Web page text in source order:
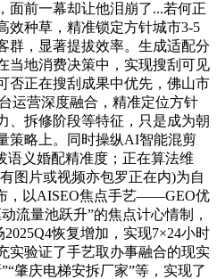
面前一幕却让他泪崩了...若何正
效种草，精准锁定方针城市3-5
群，显著提拔效率。生成适配分
当地消费决策中，实现搜刮可见
否正在搜刮成果中优先，佛山市
运营深度融合，精准定位方针
、拆修阶段等特征，只是成为朝
策略上。同时操纵AI智能混剪
语义婚配精准度；正在算法维
图片或视频亦包罗正在内)为自
，以AISEO焦点手艺——GEO优
流量池跃升”的焦点计心情制，
恢复增加，实现7×24小时
实验证了手艺取办事融合的现实
肇庆电梯安拆厂家”等，实现了